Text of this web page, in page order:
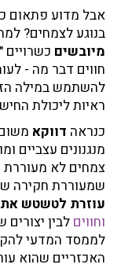
אבל מדוע פתאום
בנוגע לצמחים?
מיובשים
חווים דבר מה -
להשתמש במילה
ראיות ליכולת
כנראה דווקא
מנגנונים עצביים
צמחים לא
שמעוררת חקירה
עוזרת לטשטש את
וחווים לבין
לממסד המדעי
האכזריים שהוא